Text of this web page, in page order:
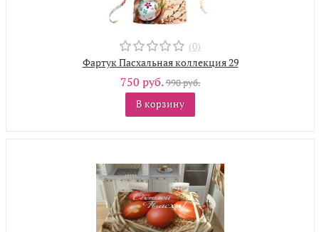
(0)
Фартук Пасхальная коллекция 29
750 руб.990 руб.
В корзину